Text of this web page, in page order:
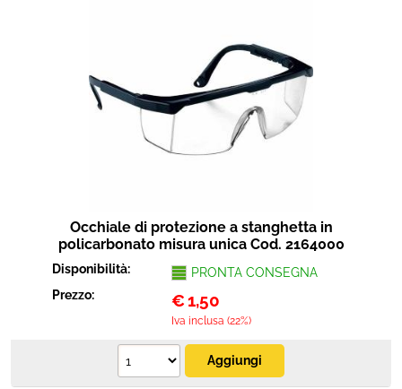
Pompe idrauliche
Protezione
Ricambi
Occhiale di protezione a stanghetta in
policarbonato misura unica Cod. 2164000
Disponibilità:
PRONTA CONSEGNA
Prezzo:
€1,50
Iva inclusa (22%)